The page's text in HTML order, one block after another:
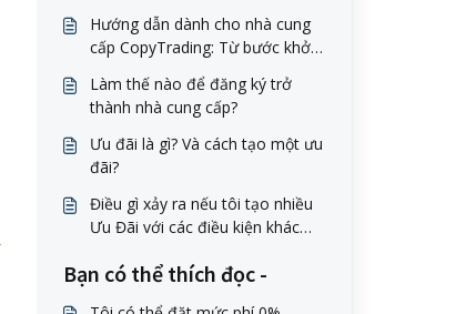
Hướng dẫn dành cho nhà cung
cấp CopyTrading: Từ bước khởi
đầu đến kiếm tiền
Làm thế nào để đăng ký trở
thành nhà cung cấp?
Ưu đãi là gì? Và cách tạo một ưu
đãi?
Điều gì xảy ra nếu tôi tạo nhiều
Ưu Đãi với các điều kiện khác
chuyển đổi giữa các Ưu Đãi
Bạn có thể thích đọc -